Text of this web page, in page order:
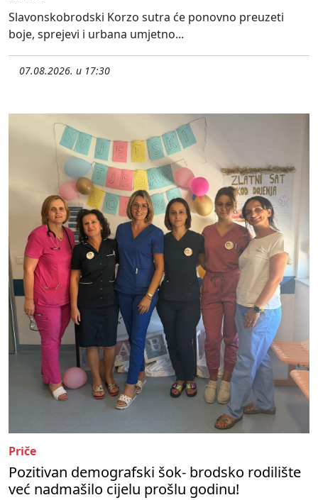
Slavonskobrodski Korzo sutra će ponovno preuzeti
boje, sprejevi i urbana umjetno...
07.08.2026. u 17:30
Priče
Pozitivan demografski šok- brodsko rodilište
već nadmašilo cijelu prošlu godinu!